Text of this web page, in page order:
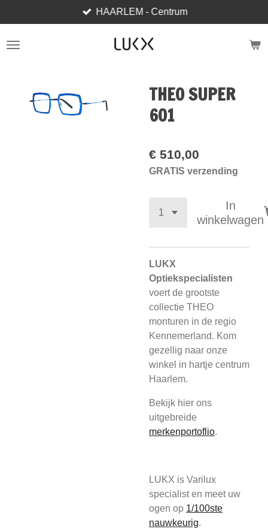
direct
naar
HAARLEM - Centrum
THEO SUPER
601
€ 510,00
GRATIS verzending
In
winkelwagen
LUKX
Optiekspecialisten
voert de grootste
collectie THEO
monturen in de regio
Kennemerland. Kom
gezellig naar onze
winkel in hartje centrum
Haarlem.
Bekijk hier ons
uitgebreide
merkenportoflio.
LUKX is Varilux
specialist en meet uw
ogen op 1/100ste
nauwkeurig.